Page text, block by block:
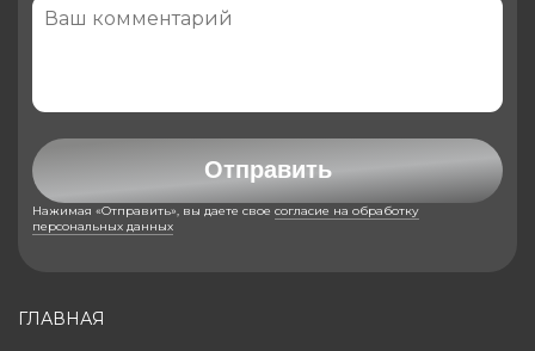
ГЛАВНАЯ
Отправить
Нажимая «Отправить», вы даете свое согласие на обработку
персональных данных